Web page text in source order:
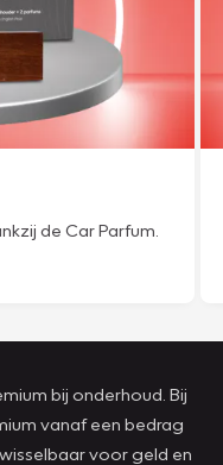
de Car Parfum.
bij onderhoud. Bij
vanaf een bedrag
voor geld en